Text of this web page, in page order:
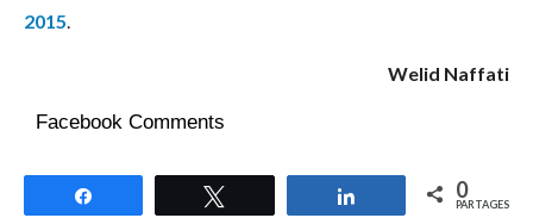
2015
Welid Naffati
Facebook Comments
Partagez 0
PARTAGES